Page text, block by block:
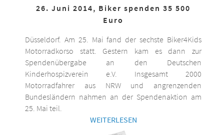
26. Juni 2014, Biker spenden 35 500
Euro
Düsseldorf. Am 25. Mai fand der sechste Biker4Kids
Motorradkorso statt. Gestern kam es dann zur
Spendenübergabe an den Deutschen
Kinderhospizverein e.V. Insgesamt 2000
Motorradfahrer aus NRW und angrenzenden
Bundesländern nahmen an der Spendenaktion am
25. Mai teil.
WEITERLESEN